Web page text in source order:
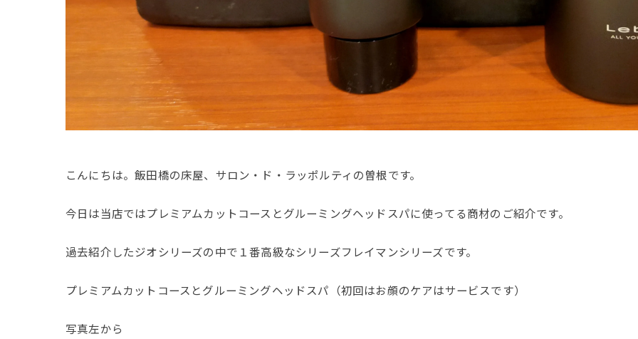
こんにちは。飯田橋の床屋、サロン・ド・ラッポルティの曽根です。
今日は当店ではプレミアムカットコースとグルーミングヘッドスパに使ってる商材のご紹介です。
過去紹介したジオシリーズの中で１番高級なシリーズフレイマンシリーズです。
プレミアムカットコースとグルーミングヘッドスパ（初回はお顔のケアはサービスです）
写真左から